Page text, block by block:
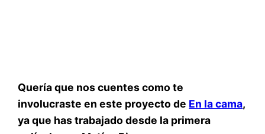
Quería que nos cuentes como te
involucraste en este proyecto de En la cama,
ya que has trabajado desde la primera